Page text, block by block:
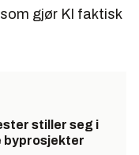
gjør KI faktisk
stiller seg i
byprosjekter